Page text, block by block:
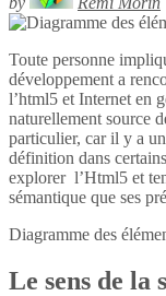
Toute personne
développement a
l’html5 et Internet en
naturellement source
particulier, car il y a
définition dans
explorer l’Html5 et
sémantique que ses
Diagramme des
Le sens de la